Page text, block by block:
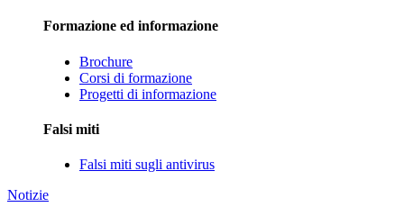
Formazione ed informazione
Brochure
Corsi di formazione
Progetti di informazione
Falsi miti
Falsi miti sugli antivirus
Notizie